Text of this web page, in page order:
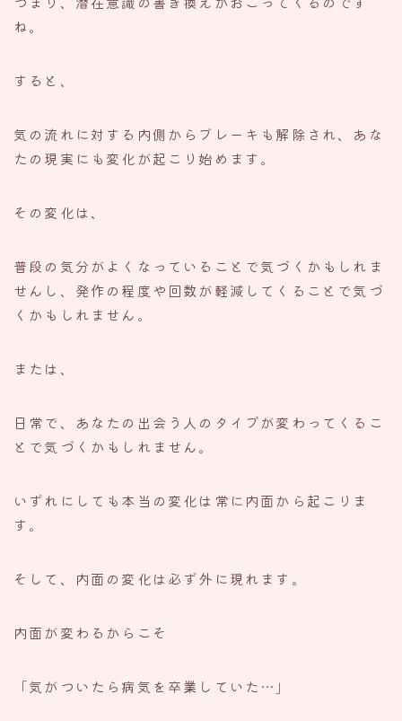
ね。
すると、
気の流れに対する内側からブレーキも解除され、あな
たの現実にも変化が起こり始めます。
その変化は、
普段の気分がよくなっていることで気づくかもしれま
せんし、発作の程度や回数が軽減してくることで気づ
くかもしれません。
または、
日常で、あなたの出会う人のタイプが変わってくるこ
とで気づくかもしれません。
いずれにしても本当の変化は常に内面から起こりま
す。
そして、内面の変化は必ず外に現れます。
内面が変わるからこそ
「気がついたら病気を卒業していた…」